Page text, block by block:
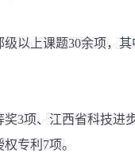
以上课题30余项，
3项、江西省科技进
专利7项。